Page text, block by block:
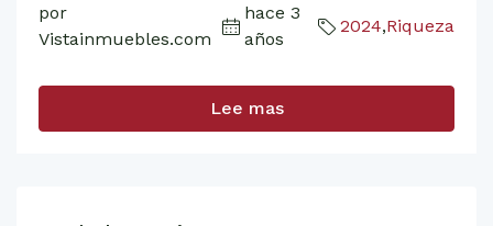
por
Vistainmuebles.com
hace 3
años
2024,Riqueza
Lee mas